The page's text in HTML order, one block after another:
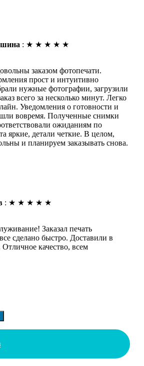
: ★ ★ ★ ★ ★
заказом фотопечати.
прост и интуитивно
нужные фотографии, загрузили
всего за несколько минут. Легко
Уведомления о готовности и
вовремя. Полученные снимки
ожиданиям по
яркие, детали четкие. В целом,
и планируем заказывать снова.
: ★ ★ ★ ★ ★
Заказал печать
сделано быстро. Доставили в
качество, всем